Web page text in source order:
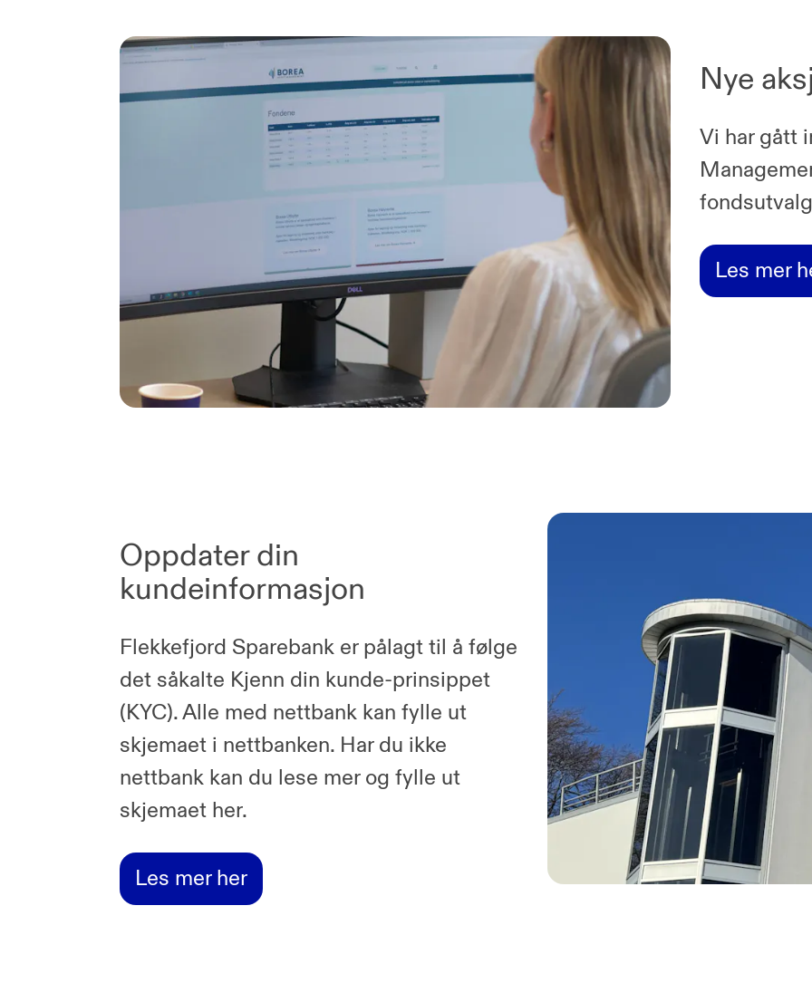
Nye
Vi har gått
Les mer
Oppdater din
kundeinformasjon
Flekkefjord Sparebank er pålagt til å følge
det såkalte Kjenn din kunde-prinsippet
(KYC). Alle med nettbank kan fylle ut
skjemaet i nettbanken. Har du ikke
nettbank kan du lese mer og fylle ut
skjemaet her.
Les mer her